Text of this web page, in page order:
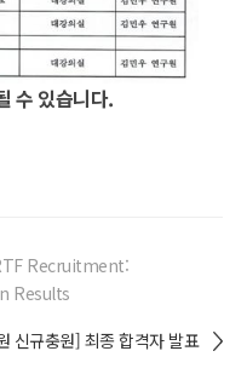
수 있습니다.
Recruitment:
Results
신규충원] 최종 합격자 발표